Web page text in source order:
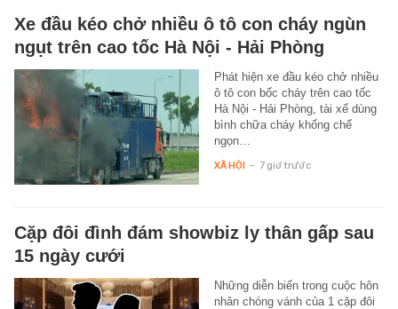
Xe đầu kéo chở nhiều ô tô con cháy ngùn
ngụt trên cao tốc Hà Nội - Hải Phòng
Phát hiện xe đầu kéo chở nhiều
ô tô con bốc cháy trên cao tốc
Hà Nội - Hải Phòng, tài xế dùng
bình chữa cháy khống chế
ngọn…
XÃ HỘI - 7 giờ trước
Cặp đôi đình đám showbiz ly thân gấp sau
15 ngày cưới
Những diễn biến trong cuộc hôn
nhân chóng vánh của 1 cặp đôi